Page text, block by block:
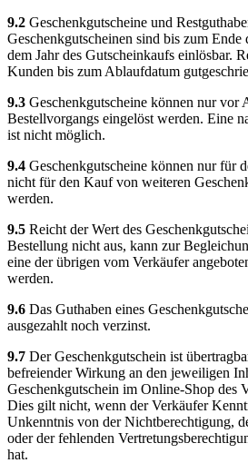
9.2 Geschenkgutscheine und
Geschenkgutscheinen sind bis zum Ende
dem Jahr des Gutscheinkaufs einlösbar.
Kunden bis zum Ablaufdatum
9.3 Geschenkgutscheine können nur vor
Bestellvorgangs eingelöst werden. Eine
ist nicht möglich.
9.4 Geschenkgutscheine können nur für
nicht für den Kauf von weiteren
werden.
9.5 Reicht der Wert des
Bestellung nicht aus, kann zur
eine der übrigen vom Verkäufer
werden.
9.6 Das Guthaben eines
ausgezahlt noch verzinst.
9.7 Der Geschenkgutschein ist
befreiender Wirkung an den jeweiligen
Geschenkgutschein im Online-Shop des
Dies gilt nicht, wenn der Verkäufer
Unkenntnis von der Nichtberechtigung,
oder der fehlenden
hat.